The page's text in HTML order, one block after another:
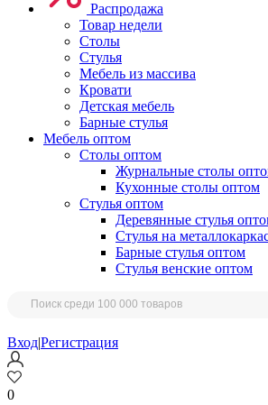
Распродажа
Товар недели
Столы
Стулья
Мебель из массива
Кровати
Детская мебель
Барные стулья
Мебель оптом
Столы оптом
Журнальные столы
Кухонные столы оптом
Стулья оптом
Деревянные стулья
Стулья на
Барные стулья оптом
Стулья венские оптом
Вход|Регистрация
0